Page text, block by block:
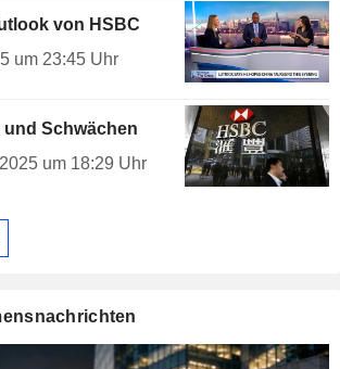
von HSBC
um 23:45 Uhr
und Schwächen
um 18:29 Uhr